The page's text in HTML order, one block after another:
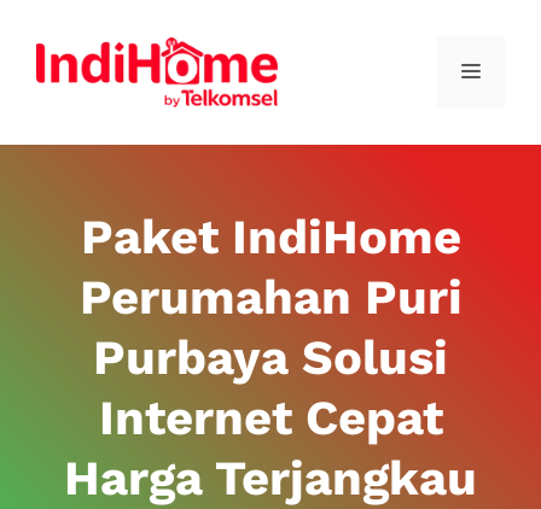
Paket IndiHome
Perumahan Puri
Purbaya Solusi
Internet Cepat
Harga Terjangkau